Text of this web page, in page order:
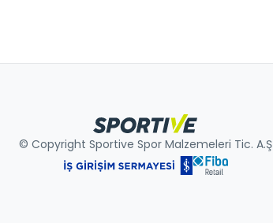
© Copyright Sportive Spor Malzemeleri Tic. A.Ş